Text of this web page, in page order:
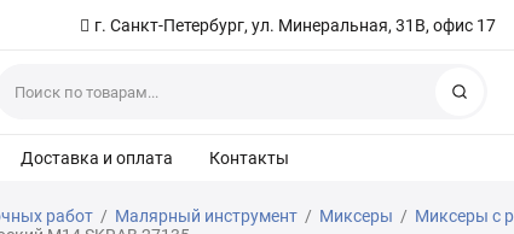
г. Санкт-Петербург, ул. Минеральная, 31В, офис 17
Доставка и оплата Контакты
работ / Малярный инструмент / Миксеры / Миксеры с